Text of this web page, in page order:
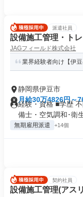
派遣社員
設備施工管理・ト
JAGフィールド株式会社
業界経験者向け【伊
静岡県伊豆市
月給30万4826円～
経験・資格 ■学歴
備士・空気調和･衛
無期雇用派遣 +14個
契約社員
設備施工管理(アス